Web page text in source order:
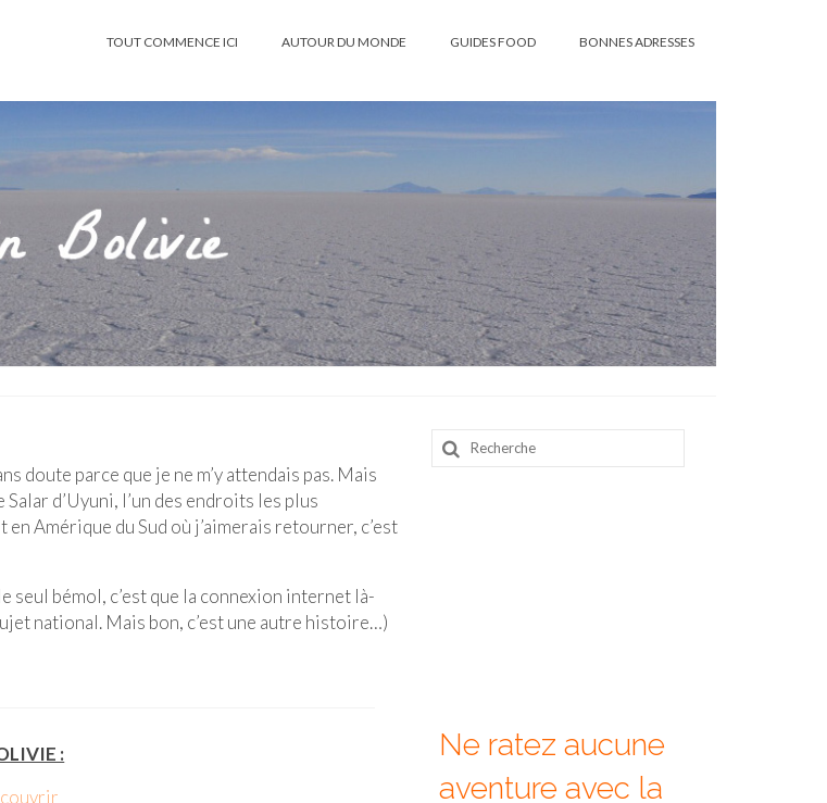
TOUT COMMENCE ICI AUTOUR DU MONDE GUIDES FOOD BONNES ADRESSES
doute parce que je ne m’y attendais pas. Mais
d’Uyuni, l’un des endroits les plus
Amérique du Sud où j’aimerais retourner, c’est
seul bémol, c’est que la connexion internet là-
national. Mais bon, c’est une autre histoire…)
:
Rechercher
:
Ne ratez aucune
aventure avec la